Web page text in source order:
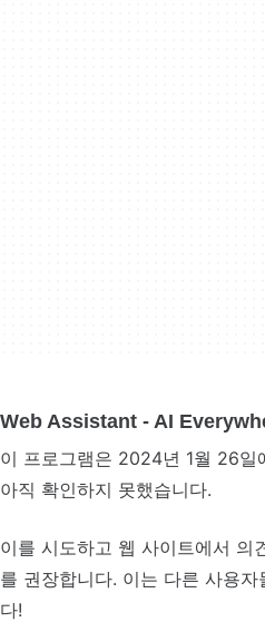
Web Assistant - AI
이 프로그램은 2024년 1월 26
아직 확인하지 못했습니다.
이를 시도하고 웹 사이트에서 의
를 권장합니다. 이는 다른 사용
다!